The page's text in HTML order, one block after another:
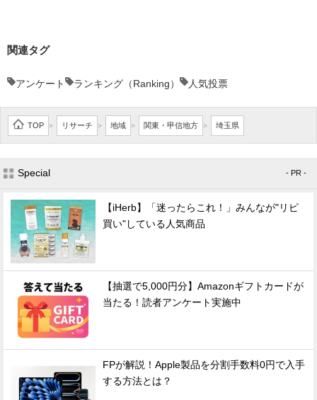
関連タグ
アンケート ランキング（Ranking） 人気投票
TOP > リサーチ > 地域 > 関東・甲信地方 > 埼玉県
Special - PR -
【iHerb】「迷ったらこれ！」みんなが"リピ
買い"している人気商品
【抽選で5,000円分】Amazonギフトカードが
当たる！読者アンケート実施中
FPが解説！Apple製品を分割手数料0円で入手
する方法とは？